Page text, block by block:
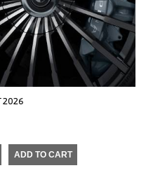
2026
ADD TO CART